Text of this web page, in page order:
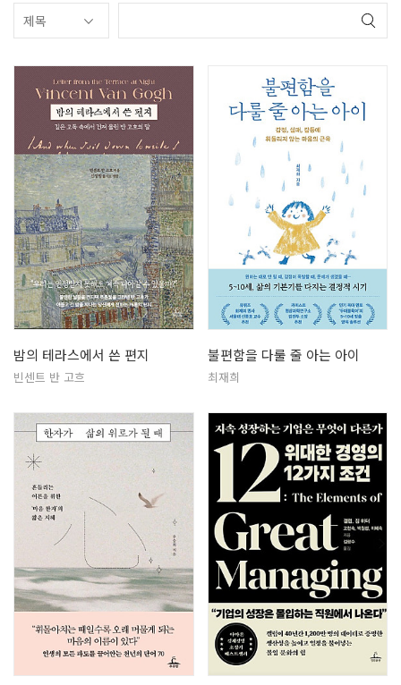
밤의 테라스에서 쓴 편지
빈센트 반 고흐
불편함을 다룰 줄 아는 아이
최재희